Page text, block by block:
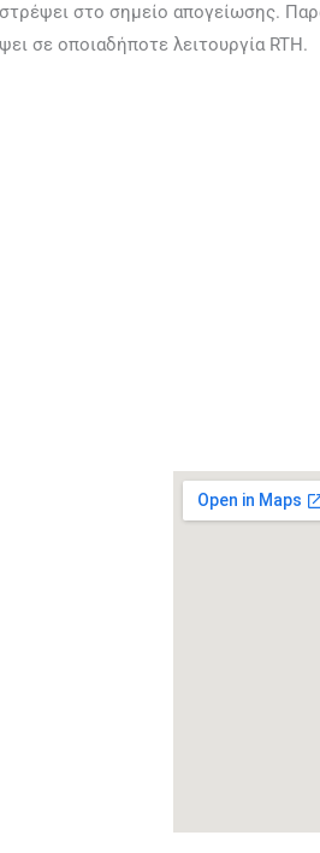
στο σημείο απογείωσης.
σε οποιαδήποτε λειτουργία RTH.